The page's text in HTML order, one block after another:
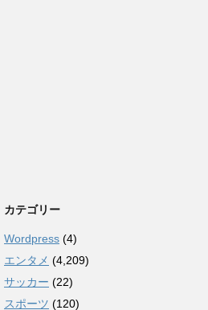
カテゴリー
Wordpress (4)
エンタメ (4,209)
サッカー (22)
スポーツ (120)